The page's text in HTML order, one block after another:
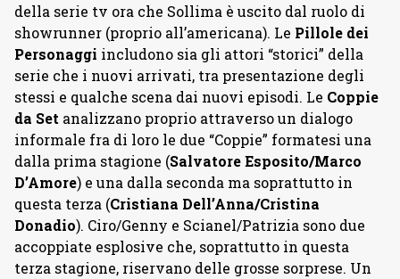
della serie tv ora che Sollima è uscito dal ruolo di
showrunner (proprio all’americana). Le Pillole dei
Personaggi includono sia gli attori “storici” della
serie che i nuovi arrivati, tra presentazione degli
stessi e qualche scena dai nuovi episodi. Le Coppie
da Set analizzano proprio attraverso un dialogo
informale fra di loro le due “Coppie” formatesi una
dalla prima stagione (Salvatore Esposito/Marco
D’Amore) e una dalla seconda ma soprattutto in
questa terza (Cristiana Dell’Anna/Cristina
Donadio). Ciro/Genny e Scianel/Patrizia sono due
accoppiate esplosive che, soprattutto in questa
terza stagione, riservano delle grosse sorprese. Un